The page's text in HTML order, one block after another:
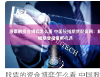
股票的资金博弈怎么看 中国股